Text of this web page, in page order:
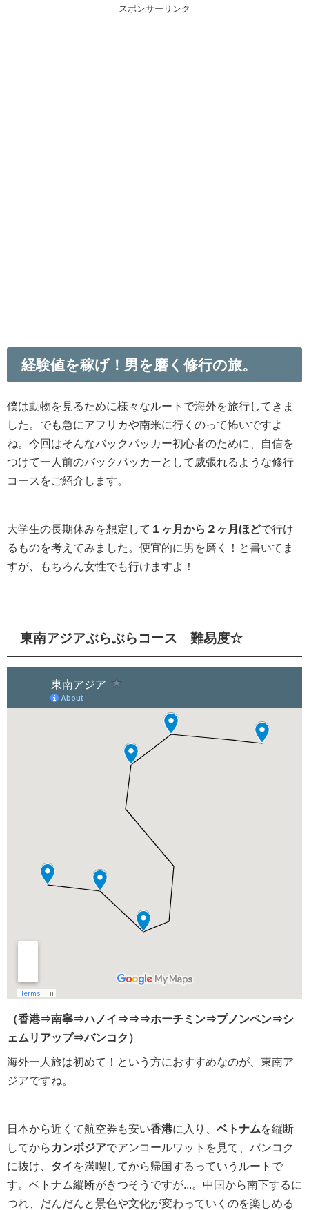
スポンサーリンク
経験値を稼げ！男を磨く修行の旅。
僕は動物を見るために様々なルートで海外を旅行してきま
した。でも急にアフリカや南米に行くのって怖いですよ
ね。今回はそんなバックパッカー初心者のために、自信を
つけて一人前のバックパッカーとして威張れるような修行
コースをご紹介します。
大学生の長期休みを想定して １ヶ月から２ヶ月ほどで行け
るものを考えてみました。便宜的に男を磨く！と書いてま
すが、もちろん女性でも行けますよ！
東南アジアぶらぶらコース 難易度☆
（香港⇒南寧⇒ハノイ⇒⇒⇒ホーチミン⇒プノンペン⇒シ
ェムリアップ⇒バンコク）
海外一人旅は初めて！という方におすすめなのが、東南ア
ジアですね。
日本から近くて航空券も安い香港に入り、 ベトナムを縦断
してから カンボジアでアンコールワットを見て、バンコク
に抜け、 タイ を満喫してから帰国するっていうルートで
す。ベトナム縦断がきつそうですが...。中国から南下するに
つれ、だんだんと景色や文化が変わっていくのを楽しめる